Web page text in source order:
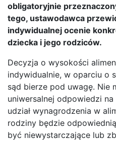
obligatoryjnie
tego, ustawodawca
indywidualnej ocenie
dziecka i jego rodziców.
Decyzja o wysokości
indywidualnie, w oparciu o
sąd bierze pod uwagę. Nie
uniwersalnej odpowiedzi
udział wynagrodzenia w
rodziny będzie
być niewystarczające lub